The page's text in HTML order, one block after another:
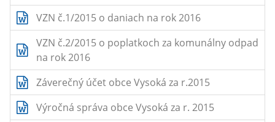
VZN č.1/2015 o daniach na rok 2016
VZN č.2/2015 o poplatkoch za komunálny odpad
na rok 2016
Záverečný účet obce Vysoká za r.2015
Výročná správa obce Vysoká za r. 2015